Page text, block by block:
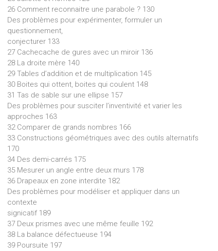
26 Comment reconnaitre une parabole ? 130
Des problèmes pour expérimenter, formuler un
questionnement,
conjecturer 133
27 Cachecache de gures avec un miroir 136
28 La droite mère 140
29 Tables d’addition et de multiplication 145
30 Boites qui ottent, boites qui coulent 148
31 Tas de sable sur une ellipse 157
Des problèmes pour susciter l’inventivité et varier les
approches 163
32 Comparer de grands nombres 166
33 Constructions géométriques avec des outils alternatifs
170
34 Des demi-carrés 175
35 Mesurer un angle entre deux murs 178
36 Drapeaux en zone interdite 182
Des problèmes pour modéliser et appliquer dans un
contexte
signicatif 189
37 Deux prismes avec une même feuille 192
38 La balance défectueuse 194
39 Poursuite 197